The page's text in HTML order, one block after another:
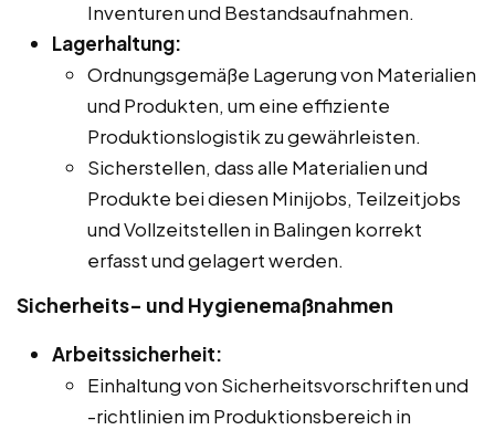
Inventuren und Bestandsaufnahmen.
Lagerhaltung:
Ordnungsgemäße Lagerung von Materialien
und Produkten, um eine effiziente
Produktionslogistik zu gewährleisten.
Sicherstellen, dass alle Materialien und
Produkte bei diesen Minijobs, Teilzeitjobs
und Vollzeitstellen in Balingen korrekt
erfasst und gelagert werden.
Sicherheits- und Hygienemaßnahmen
Arbeitssicherheit:
Einhaltung von Sicherheitsvorschriften und
-richtlinien im Produktionsbereich in